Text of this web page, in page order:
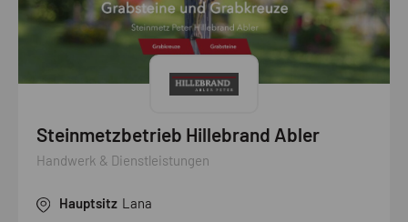
Steinmetzbetrieb Hillebrand Abler
Handwerk & Dienstleistungen
Hauptsitz Lana